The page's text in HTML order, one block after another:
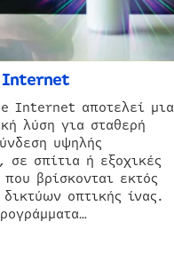
Internet
Internet αποτελεί μια
λύση για σταθερή
υψηλής
σε σπίτια ή εξοχικές
που βρίσκονται εκτός
οπτικής ίνας.